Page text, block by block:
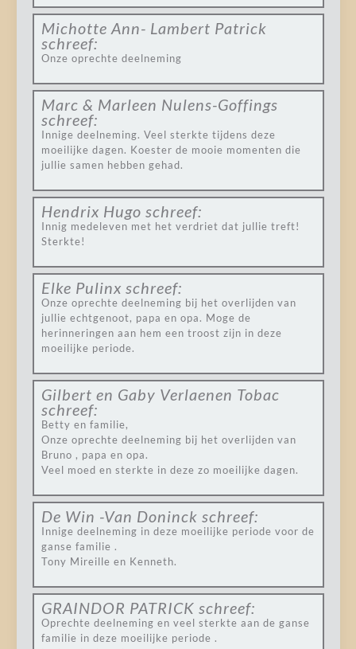
Michotte Ann- Lambert Patrick
schreef:
Onze oprechte deelneming
Marc & Marleen Nulens-Goffings
schreef:
Innige deelneming. Veel sterkte tijdens deze
moeilijke dagen. Koester de mooie momenten die
jullie samen hebben gehad.
Hendrix Hugo schreef:
Innig medeleven met het verdriet dat jullie treft!
Sterkte!
Elke Pulinx schreef:
Onze oprechte deelneming bij het overlijden van
jullie echtgenoot, papa en opa. Moge de
herinneringen aan hem een troost zijn in deze
moeilijke periode.
Gilbert en Gaby Verlaenen Tobac
schreef:
Betty en familie,
Onze oprechte deelneming bij het overlijden van
Bruno , papa en opa.
Veel moed en sterkte in deze zo moeilijke dagen.
De Win -Van Doninck schreef:
Innige deelneming in deze moeilijke periode voor de
ganse familie .
Tony Mireille en Kenneth.
GRAINDOR PATRICK schreef:
Oprechte deelneming en veel sterkte aan de ganse
familie in deze moeilijke periode .